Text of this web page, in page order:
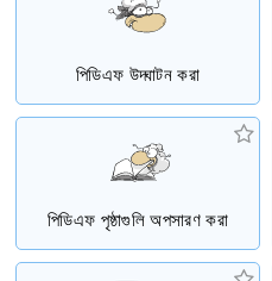
পিডিএফ উদ্ঘাটন করা
পিডিএফ পৃষ্ঠাগুলি অপসারণ করা